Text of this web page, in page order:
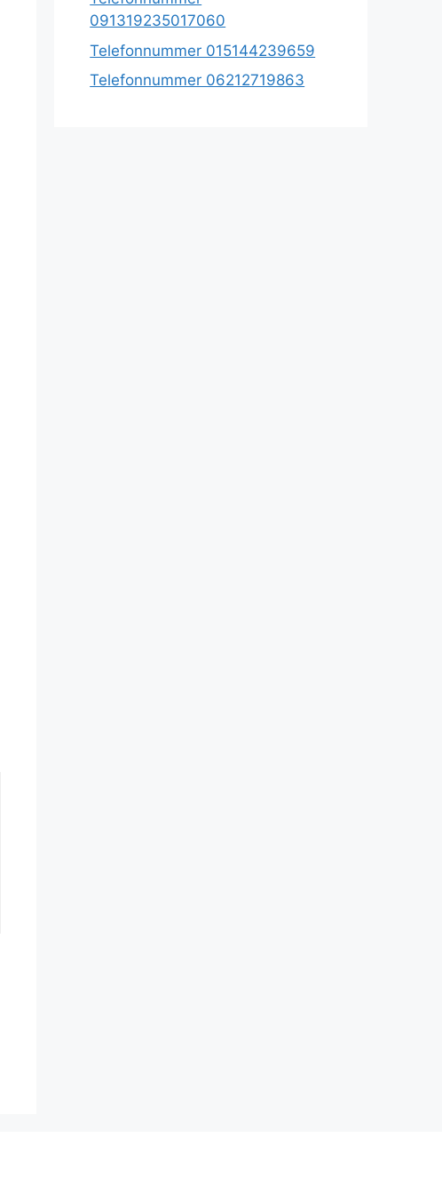
091319235017060
Telefonnummer 015144239659
Telefonnummer 06212719863